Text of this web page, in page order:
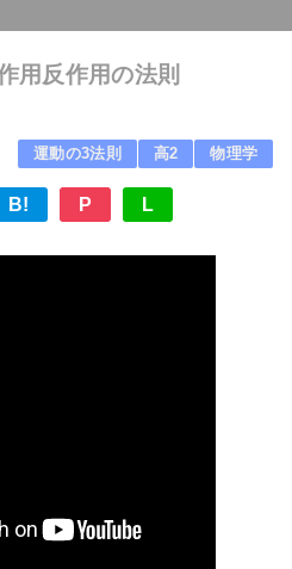
反作用の法則
運動の3法則
高2 物理学
B! P L